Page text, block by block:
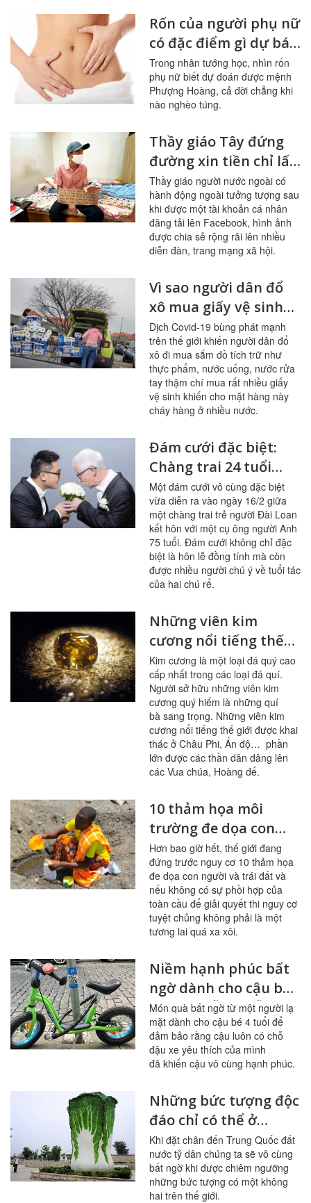
Rốn của người phụ nữ
có đặc điểm gì dự báo
vận mệnh cực tốt
Trong nhân tướng học, nhìn rốn
phụ nữ biết dự đoán được mệnh
Phượng Hoàng, cả đời chẳng khi
nào nghèo túng.
Thầy giáo Tây đứng
đường xin tiền chỉ lấy
đủ tiền trọ, trả nợ cũ,
quyên lại 36,3 triệu
đồng
Thầy giáo người nước ngoài có
hành động ngoài tưởng tượng sau
khi được một tài khoản cá nhân
đăng tải lên Facebook, hình ảnh
được chia sẻ rộng rãi lên nhiều
diễn đàn, trang mạng xã hội.
Vì sao người dân đổ
xô mua giấy vệ sinh
trong đợt dịch Covid-
19
Dịch Covid-19 bùng phát mạnh
trên thế giới khiến người dân đổ
xô đi mua sắm đồ tích trữ như
thực phẩm, nước uống, nước rửa
tay thậm chí mua rất nhiều giấy
vệ sinh khiến cho mặt hàng này
cháy hàng ở nhiều nước.
Đám cưới đặc biệt:
Chàng trai 24 tuổi
hạnh phúc kết hôn
với cụ ông người Anh
75 tuổi
Một đám cưới vô cùng đặc biệt
vừa diễn ra vào ngày 16/2 giữa
một chàng trai trẻ người Đài Loan
kết hôn với một cụ ông người Anh
75 tuổi. Đám cưới không chỉ đặc
biệt là hôn lễ đồng tính mà còn
được nhiều người chú ý về tuổi tác
của hai chú rể.
Những viên kim
cương nổi tiếng thế
giới
Kim cương là một loại đá quý cao
cấp nhất trong các loại đá quí.
Người sở hữu những viên kim
cương quý hiếm là những quí
bà sang trọng. Những viên kim
cương nổi tiếng thế giới được khai
thác ở Châu Phi, Ấn độ… phần
lớn được các thần dân dâng lên
các Vua chúa, Hoàng đế.
10 thảm họa môi
trường đe dọa con
người và trái đất
Hơn bao giờ hết, thế giới đang
đứng trước nguy cơ 10 thảm họa
đe dọa con người và trái đất và
nếu không có sự phồi hợp của
toàn cầu để giải quyết thi nguy cơ
tuyệt chủng không phải là một
tương lai quá xa xôi.
Niềm hạnh phúc bất
ngờ dành cho cậu bé
sau khi đỗ xe mỗi
ngày tại cùng một cột
đèn
Món quà bất ngờ từ một người lạ
mặt dành cho cậu bé 4 tuổi để
đảm bảo rằng cậu luôn có chỗ
đậu xe yêu thích của mình
đã khiến cậu vô cùng hạnh phúc.
Những bức tượng độc
đáo chỉ có thể ở
Trung Quốc
Khi đặt chân đến Trung Quốc đất
nước tỷ dân chúng ta sẽ vô cùng
bất ngờ khi được chiêm ngưỡng
những bức tượng có một không
hai trên thế giới.